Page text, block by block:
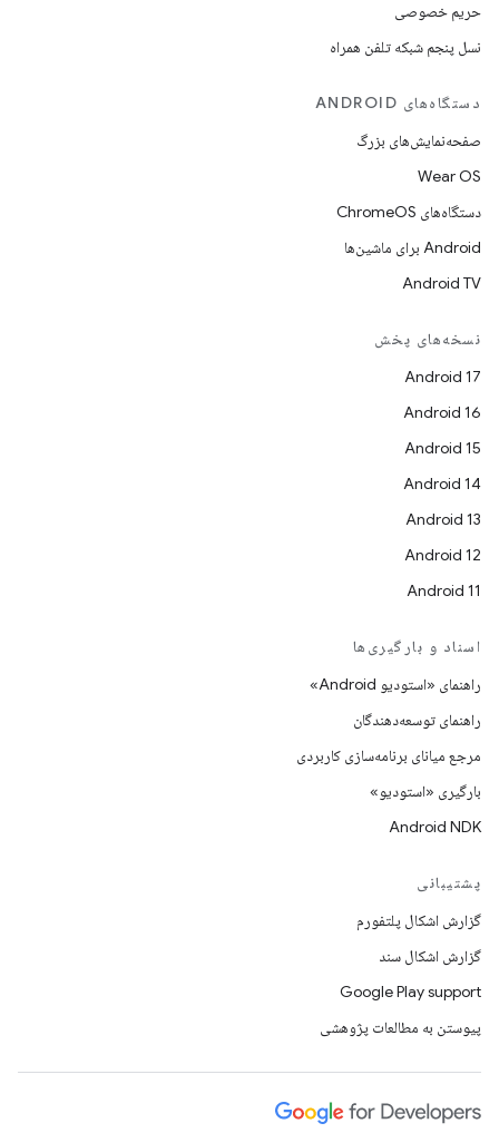
حریم خصوصی
نسل پنجم شبکه تلفن همراه
دستگاه‌های ANDROID
صفحه‌نمایش‌های بزرگ
Wear OS
دستگاه‌های ChromeOS
Android برای ماشین‌ها
Android TV
نسخه‌های پخش
Android 17
Android 16
Android 15
Android 14
Android 13
Android 12
Android 11
اسناد و بارگیری‌ها
راهنمای «استودیو Android»
راهنمای توسعه‌دهندگان
مرجع میانای برنامه‌سازی کاربردی
بارگیری «استودیو»
Android NDK
پشتیبانی
گزارش اشکال پلتفورم
گزارش اشکال سند
Google Play support
پیوستن به مطالعات پژوهشی